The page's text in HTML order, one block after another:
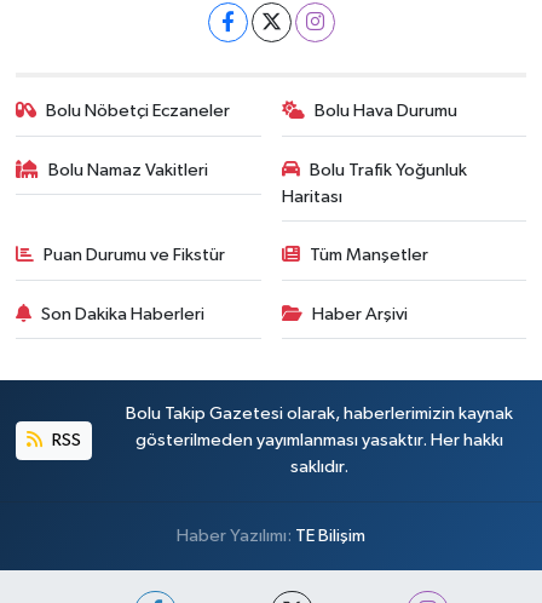
Bolu Nöbetçi Eczaneler Bolu Hava Durumu
Bolu Namaz Vakitleri
Bolu Trafik Yoğunluk
Haritası
Puan Durumu ve Fikstür Tüm Manşetler
Son Dakika Haberleri Haber Arşivi
RSS
Bolu Takip Gazetesi olarak, haberlerimizin kaynak
gösterilmeden yayımlanması yasaktır. Her hakkı
saklıdır.
Haber Yazılımı: TE Bilişim